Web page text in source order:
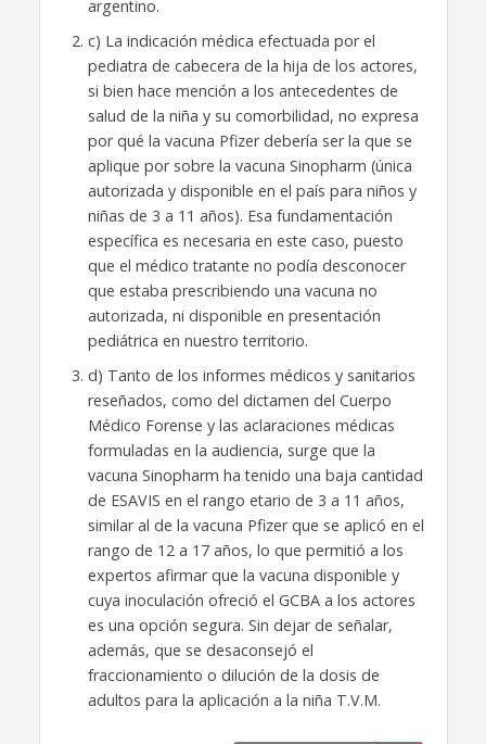
argentino.
c) La indicación médica efectuada por el
pediatra de cabecera de la hija de los actores,
si bien hace mención a los antecedentes de
salud de la niña y su comorbilidad, no expresa
por qué la vacuna Pfizer debería ser la que se
aplique por sobre la vacuna Sinopharm (única
autorizada y disponible en el país para niños y
niñas de 3 a 11 años). Esa fundamentación
específica es necesaria en este caso, puesto
que el médico tratante no podía desconocer
que estaba prescribiendo una vacuna no
autorizada, ni disponible en presentación
pediátrica en nuestro territorio.
d) Tanto de los informes médicos y sanitarios
reseñados, como del dictamen del Cuerpo
Médico Forense y las aclaraciones médicas
formuladas en la audiencia, surge que la
vacuna Sinopharm ha tenido una baja cantidad
de ESAVIS en el rango etario de 3 a 11 años,
similar al de la vacuna Pfizer que se aplicó en el
rango de 12 a 17 años, lo que permitió a los
expertos afirmar que la vacuna disponible y
cuya inoculación ofreció el GCBA a los actores
es una opción segura. Sin dejar de señalar,
además, que se desaconsejó el
fraccionamiento o dilución de la dosis de
adultos para la aplicación a la niña T.V.M.